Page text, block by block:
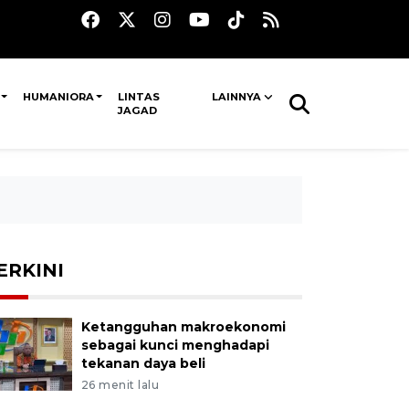
HUMANIORA
LINTAS
JAGAD
LAINNYA
Ketangguhan makroekonomi
sebagai kunci menghadapi
tekanan daya beli
26 menit lalu